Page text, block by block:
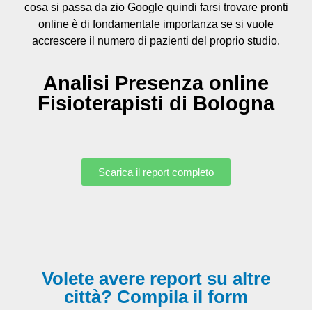
cosa si passa da zio Google quindi farsi trovare pronti
online è di fondamentale importanza se si vuole
accrescere il numero di pazienti del proprio studio.
Analisi Presenza online
Fisioterapisti di Bologna
Scarica il report completo
Volete avere report su altre
città? Compila il form